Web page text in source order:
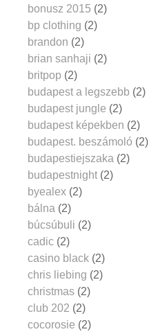
bonusz 2015 (2)
bp clothing (2)
brandon (2)
brian sanhaji (2)
britpop (2)
budapest a legszebb (2)
budapest jungle (2)
budapest képekben (2)
budapest. beszámoló (2)
budapestiejszaka (2)
budapestnight (2)
byealex (2)
bálna (2)
búcsúbuli (2)
cadic (2)
casino black (2)
chris liebing (2)
christmas (2)
club 202 (2)
cocorosie (2)